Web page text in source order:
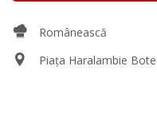
Românească
Piaţa Haralambie